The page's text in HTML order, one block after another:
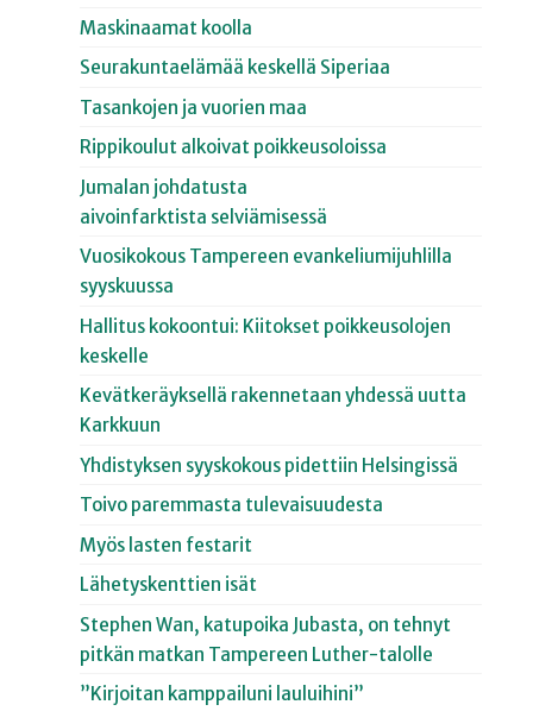
Maskinaamat koolla
Seurakuntaelämää keskellä Siperiaa
Tasankojen ja vuorien maa
Rippikoulut alkoivat poikkeusoloissa
Jumalan johdatusta
aivoinfarktista selviämisessä
Vuosikokous Tampereen evankeliumijuhlilla
syyskuussa
Hallitus kokoontui: Kiitokset poikkeusolojen
keskelle
Kevätkeräyksellä rakennetaan yhdessä uutta
Karkkuun
Yhdistyksen syyskokous pidettiin Helsingissä
Toivo paremmasta tulevaisuudesta
Myös lasten festarit
Lähetyskenttien isät
Stephen Wan, katupoika Jubasta, on tehnyt
pitkän matkan Tampereen Luther-talolle
”Kirjoitan kamppailuni lauluihini”